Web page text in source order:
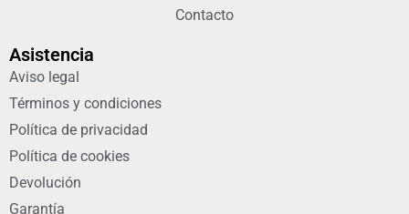
Contacto
Asistencia
Aviso legal
Términos y condiciones
Política de privacidad
Política de cookies
Devolución
Garantía